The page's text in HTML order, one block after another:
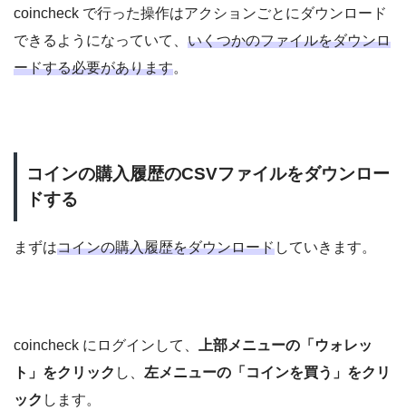
coincheck で行った操作はアクションごとにダウンロード
できるようになっていて、 いくつかのファイルをダウンロ
ードする必要があります。
コインの購入履歴のCSVファイルをダウンロー
ドする
まずはコインの購入履歴をダウンロードしていきます。
coincheck にログインして、
上部メニューの「ウォレッ
ト」をクリック し、 左メニューの「コインを買う」をクリ
ック します。